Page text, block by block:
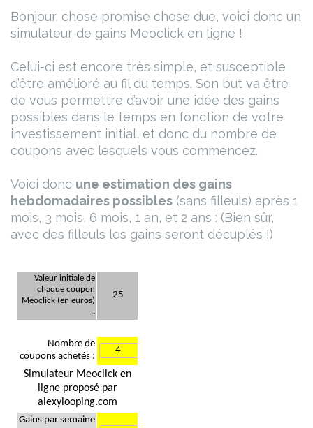
Bonjour, chose promise chose due, voici donc un
simulateur de gains Meoclick en ligne !
Celui-ci est encore très simple, et susceptible
d’être amélioré au fil du temps. Son but va être
de vous permettre d’avoir une idée des gains
possibles dans le temps en fonction de votre
investissement initial, et donc du nombre de
coupons avec lesquels vous commencez.
Voici donc une estimation des gains
hebdomadaires possibles (sans filleuls) après 1
mois, 3 mois, 6 mois, 1 an, et 2 ans : (Bien sûr,
avec des filleuls les gains seront décuplés !)